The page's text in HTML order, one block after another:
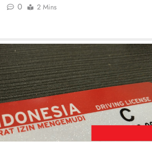
0 2 Mins